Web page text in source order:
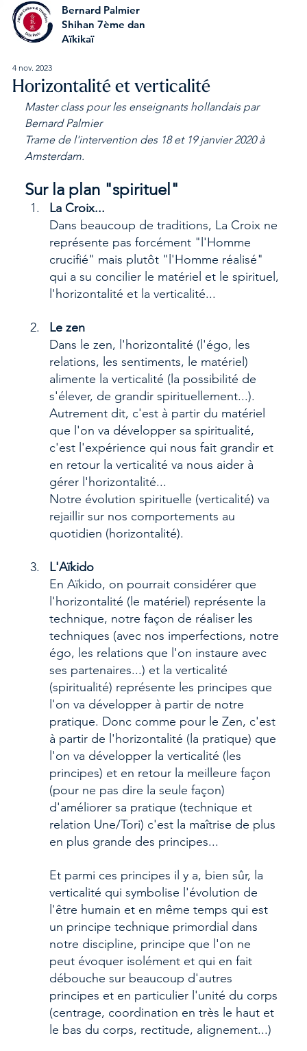
Bernard Palmier
Shihan 7ème dan
Aïkikaï
Horizontalité et verticalité
4 nov. 2023
Master class pour les enseignants hollandais par
Bernard Palmier
Trame de l'intervention des 18 et 19 janvier 2020 à
Amsterdam.
Sur la plan "spirituel"
La Croix...
Dans beaucoup de traditions, La Croix ne
représente pas forcément "l'Homme
crucifié" mais plutôt "l'Homme réalisé"
qui a su concilier le matériel et le spirituel,
l'horizontalité et la verticalité...
Le zen
Dans le zen, l'horizontalité (l'égo, les
relations, les sentiments, le matériel)
alimente la verticalité (la possibilité de
s'élever, de grandir spirituellement...).
Autrement dit, c'est à partir du matériel
que l'on va développer sa spiritualité,
c'est l'expérience qui nous fait grandir et
en retour la verticalité va nous aider à
gérer l'horizontalité...
Notre évolution spirituelle (verticalité) va
rejaillir sur nos comportements au
quotidien (horizontalité).
L'Aïkido
En Aïkido, on pourrait considérer que
l'horizontalité (le matériel) représente la
technique, notre façon de réaliser les
techniques (avec nos imperfections, notre
égo, les relations que l'on instaure avec
ses partenaires...) et la verticalité
(spiritualité) représente les principes que
l'on va développer à partir de notre
pratique. Donc comme pour le Zen, c'est
à partir de l'horizontalité (la pratique) que
l'on va développer la verticalité (les
principes) et en retour la meilleure façon
(pour ne pas dire la seule façon)
d'améliorer sa pratique (technique et
relation Une/Tori) c'est la maîtrise de plus
en plus grande des principes...
Et parmi ces principes il y a, bien sûr, la
verticalité qui symbolise l'évolution de
l'être humain et en même temps qui est
un principe technique primordial dans
notre discipline, principe que l'on ne
peut évoquer isolément et qui en fait
débouche sur beaucoup d'autres
principes et en particulier l'unité du corps
(centrage, coordination en très le haut et
le bas du corps, rectitude, alignement...)